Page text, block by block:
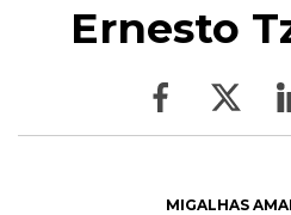
Ernesto
MIGALHAS